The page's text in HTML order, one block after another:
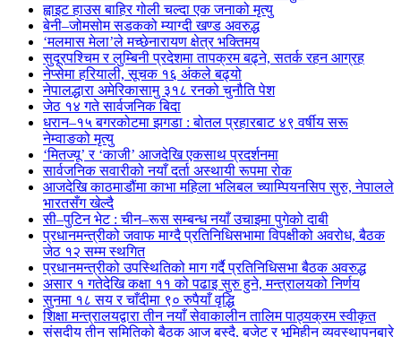
ह्वाइट हाउस बाहिर गोली चल्दा एक जनाको मृत्यु
बेनी–जोमसोम सडकको म्याग्दी खण्ड अवरुद्ध
‘मलमास मेला’ले मच्छेनारायण क्षेत्र भक्तिमय
सुदूरपश्चिम र लुम्बिनी प्रदेशमा तापक्रम बढ्ने, सतर्क रहन आग्रह
नेप्सेमा हरियाली, सूचक १६ अंकले बढ्यो
नेपालद्धारा अमेरिकासामु ३१८ रनको चुनौति पेश
जेठ १४ गते सार्वजनिक बिदा
धरान–१५ बगरकोटमा झगडा : बोतल प्रहारबाट ४९ वर्षीय सरू
नेम्वाङको मृत्यु
‘मितज्यू’ र ‘काजी’ आजदेखि एकसाथ प्रदर्शनमा
सार्वजनिक सवारीको नयाँ दर्ता अस्थायी रूपमा रोक
आजदेखि काठमाडौंमा काभा महिला भलिबल च्याम्पियनसिप सुरु, नेपालले
भारतसँग खेल्दै
सी–पुटिन भेट : चीन–रूस सम्बन्ध नयाँ उचाइमा पुगेको दाबी
प्रधानमन्त्रीको जवाफ माग्दै प्रतिनिधिसभामा विपक्षीको अवरोध, बैठक
जेठ १२ सम्म स्थगित
प्रधानमन्त्रीको उपस्थितिको माग गर्दै प्रतिनिधिसभा बैठक अवरुद्ध
असार १ गतेदेखि कक्षा ११ को पढाइ सुरु हुने, मन्त्रालयको निर्णय
सुनमा १८ सय र चाँदीमा ९० रुपैयाँ वृद्धि
शिक्षा मन्त्रालयद्वारा तीन नयाँ सेवाकालीन तालिम पाठ्यक्रम स्वीकृत
संसदीय तीन समितिको बैठक आज बस्दै, बजेट र भूमिहीन व्यवस्थापनबारे